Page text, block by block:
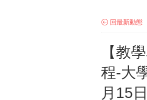
回最新動態
【教
程-大
月15